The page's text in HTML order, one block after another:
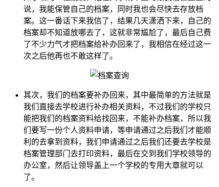
说，我能保管自己的档案，同时我也会尽快去存放档
案。这一番话下来我信了，结果几天潇洒下来，自己的
档案却不知道放哪去了，这就非常尴尬了，最后自己费
了不少力气才把档案给补办回来了，我相信在经过这一
次之后他再也不敢这样了。
其次，我们的档案要补办回来，其中最简单的方法就是
我们直接去学校进行补办相关资料，不过我们的学校只
能把我们的档案资料给找回来，不能补办档案，所以我
们要写一份个人资料申请，等申请通过之后我们才能顺
利的去拿到资料，我们申请通过之后我们还要去学校是
档案管理部门去打印资料，最后在交到我们学校领导的
办公室，然后让领导盖上一个学校的专用大章就可以
了。